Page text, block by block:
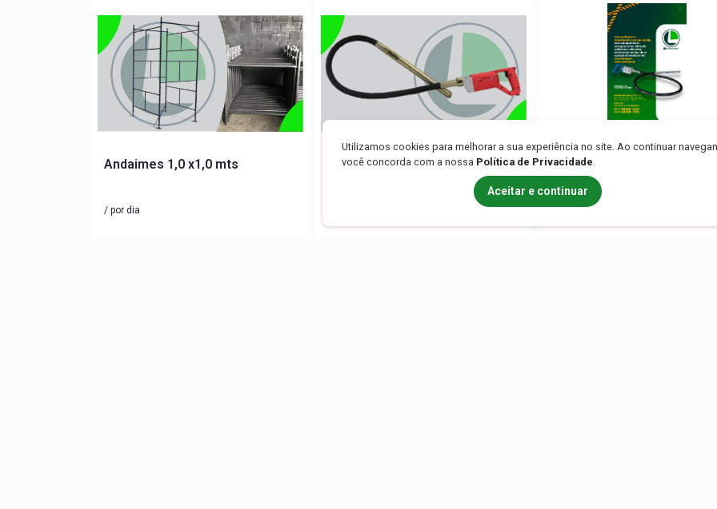
Andaimes 1,0 x1,0 mts
/ por dia
Vibrador de Concreto 1500w
VIBRADOR CONCRETO
mangote 1,5m
/ por dia
Utilizamos cookies para melhorar a sua experiência no site. Ao continuar
você concorda com a nossa Política de Privacidade.
Aceitar e continuar